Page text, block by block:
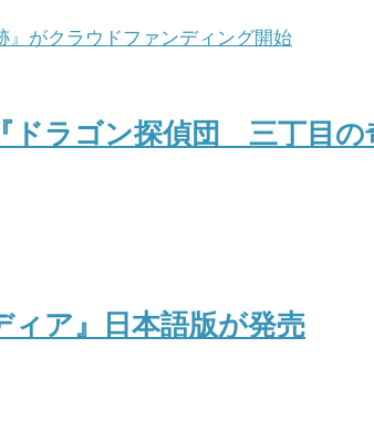
ドラゴン探偵団 三丁目
ア』日本語版が発売